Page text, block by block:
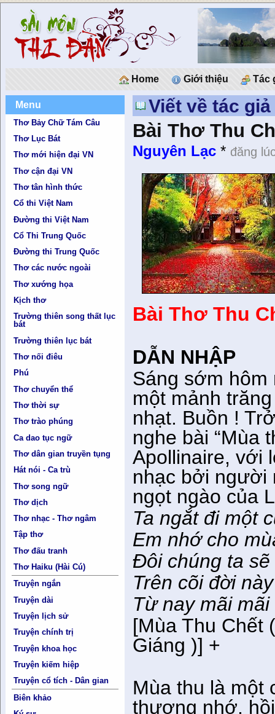
Home Giới thiệu Tác
Menu
Thơ Bảy Chữ Tám Câu
Thơ Lục Bát
Thơ mới hiện đại VN
Thơ cận đại VN
Thơ tân hình thức
Cổ thi Việt Nam
Đường thi Việt Nam
Cổ Thi Trung Quốc
Đường thi Trung Quốc
Thơ các nước ngoài
Thơ xướng họa
Kịch thơ
Trường thiên song thất lục
bát
Trường thiên lục bát
Thơ nối điêu
Phú
Thơ chuyển thể
Thơ thời sự
Thơ trào phúng
Ca dao tục ngữ
Thơ dân gian truyền tụng
Hát nói - Ca trù
Thơ song ngữ
Thơ dịch
Thơ nhạc - Thơ ngâm
Tập thơ
Thơ đấu tranh
Thơ Haiku (Hài Cú)
Truyện ngắn
Truyện dài
Truyện lịch sử
Truyện chính trị
Truyện khoa học
Truyện kiếm hiệp
Truyện cổ tích - Dân gian
Biên khảo
Viết về tác
Bài Thơ Thu
Nguyên Lạc * đăng
Bài Thơ Thu
DẪN NHẬP
Sáng sớm
một mảnh
nhạt. Buồn !
nghe bài “Mùa
Apollinaire, với
nhạc bởi người
ngọt ngào của
Ta ngắt đi một
Em nhớ cho
Đôi chúng ta
Trên cõi đời này
Từ nay mãi
[Mùa Thu Chết
Giáng )] +
Mùa thu là một
thương nhớ,